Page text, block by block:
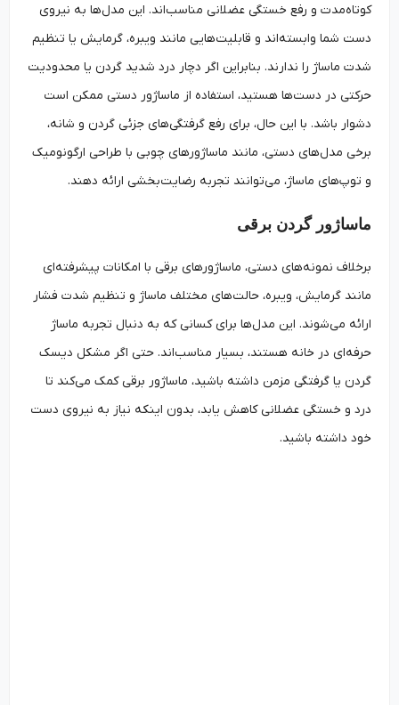
کوتاه‌مدت و رفع خستگی عضلانی مناسب‌اند. این مدل‌ها به نیروی
دست شما وابسته‌اند و قابلیت‌هایی مانند ویبره، گرمایش یا تنظیم
شدت ماساژ را ندارند. بنابراین اگر دچار درد شدید گردن یا محدودیت
حرکتی در دست‌ها هستید، استفاده از ماساژور دستی ممکن است
دشوار باشد. با این حال، برای رفع گرفتگی‌های جزئی گردن و شانه،
برخی مدل‌های دستی، مانند ماساژورهای چوبی با طراحی ارگونومیک
و توپ‌های ماساژ، می‌توانند تجربه رضایت‌بخشی ارائه دهند.
ماساژور گردن برقی
برخلاف نمونه‌های دستی، ماساژورهای برقی با امکانات پیشرفته‌ای
مانند گرمایش، ویبره، حالت‌های مختلف ماساژ و تنظیم شدت فشار
ارائه می‌شوند. این مدل‌ها برای کسانی که به دنبال تجربه ماساژ
حرفه‌ای در خانه هستند، بسیار مناسب‌اند. حتی اگر مشکل دیسک
گردن یا گرفتگی مزمن داشته باشید، ماساژور برقی کمک می‌کند تا
درد و خستگی عضلانی کاهش یابد، بدون اینکه نیاز به نیروی دست
خود داشته باشید.